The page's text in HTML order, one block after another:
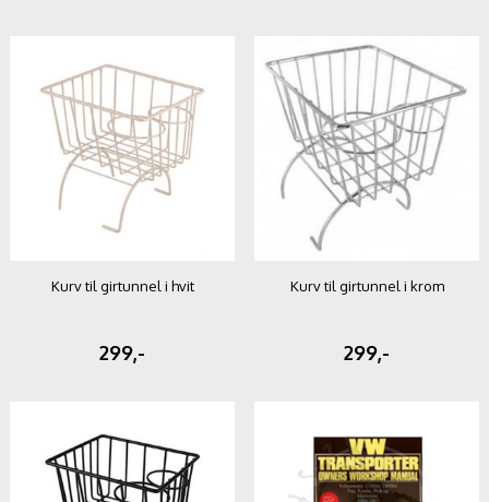
Kurv til girtunnel i hvit
299,-
Kurv til girtunnel i krom
299,-